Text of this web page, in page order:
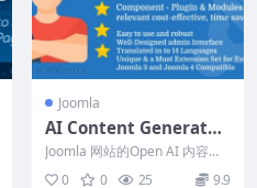
Joomla
AI Content Generator
v1.2.2 Joomla
Joomla 网站的Open AI 内容创
建者 借助人工智能的力量，为
0 0 25 9.9